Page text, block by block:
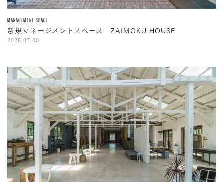
MANAGEMENT SPACE
新規マネージメントスペース ZAIMOKU HOUSE
2026.07.30